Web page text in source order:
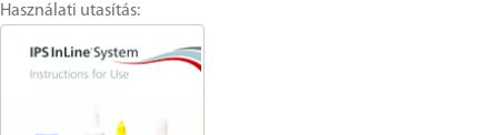
Használati utasítás: